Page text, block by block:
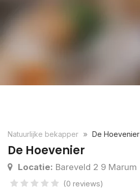
Natuurlijke bekapper De Hoevenier
De Hoevenier
Locatie: Bareveld 2 9 Marum
(0 reviews)